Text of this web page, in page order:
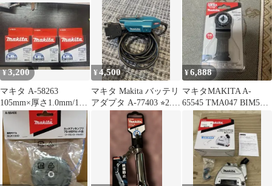
¥3,200
マキタ A-58263
105mm×厚さ1.0mm/10
枚入 3セット
¥4,500
マキタ Makita バッテリ
アダプタ A-77403 ⭐︎2.3
¥6,888
マキタMAKITA A-
65545 TMA047 BIM5枚